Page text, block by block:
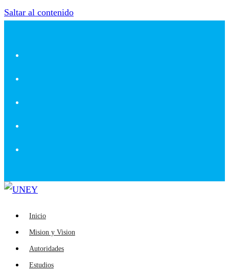
Saltar al contenido
Inicio
Mision y Vision
Autoridades
Estudios